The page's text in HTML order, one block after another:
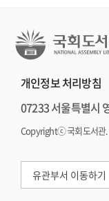
개인정보 처리방침
07233 서울특별시
Copyrightⓒ 국회도서관.
유관부서 이동하기